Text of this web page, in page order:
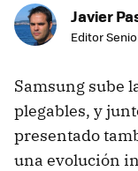
Javier
Editor
Samsung sube
plegables, y
presentado
una evolución